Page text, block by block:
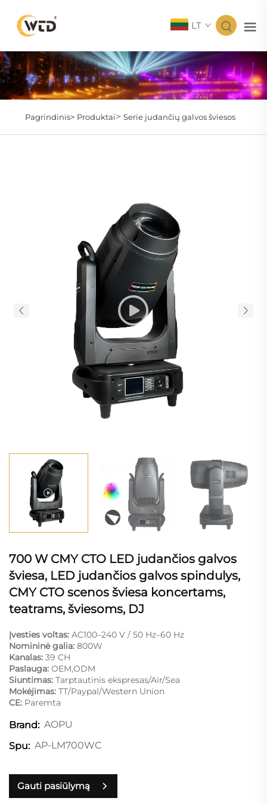
LT
Pagrindinis> Produktai> Serie judančių galvos šviesos
700 W CMY CTO LED judančios galvos
šviesa, LED judančios galvos spindulys,
CMY CTO scenos šviesa koncertams,
teatrams, šviesoms, DJ
Įvesties voltas: AC100–240 V / 50 Hz–60 Hz
Nomininė galia: 800W
Kanalas: 39 CH
Paslauga: OEM,ODM
Siuntimas: Tarptautinis ekspresas/Air/Sea
Mokėjimas: TT/Paypal/Western Union
CE: Paremta
Brand: AOPU
Spu: AP-LM700WC
Gauti pasiūlymą